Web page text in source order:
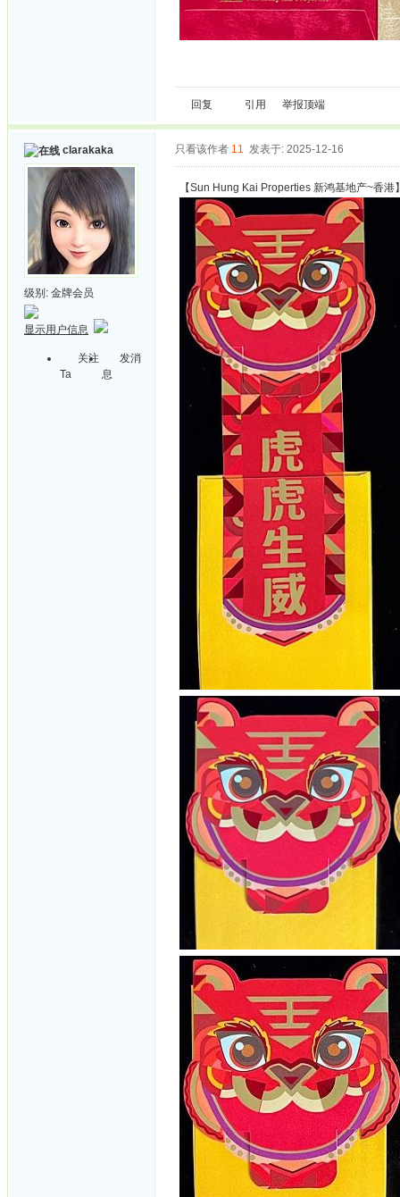
回复 引用 举报顶端
clarakaka
级别: 金牌会员
显示用户信息
关注
Ta
发消
息
只看该作者 11 发表于: 2025-12-16
【Sun Hung Kai Properties 新鸿基地产~香港